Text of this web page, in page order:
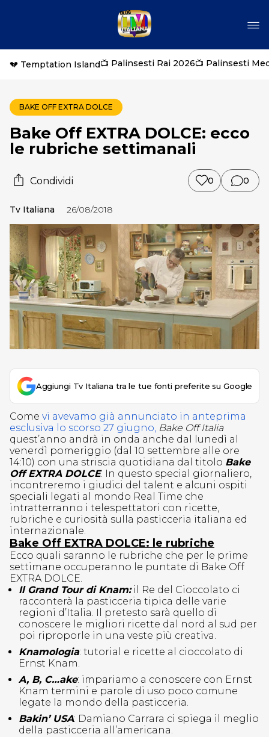
💔 Temptation Island📺 Palinsesti Rai 2026📺 Palinsesti
BAKE OFF EXTRA DOLCE
Bake Off EXTRA DOLCE: ecco
le rubriche settimanali
Condividi 0 0
Tv Italiana 26/08/2018
Aggiungi Tv Italiana tra le tue fonti preferite su Google
Come vi avevamo già annunciato in anteprima
esclusiva lo scorso 27 giugno, Bake Off Italia
quest’anno andrà in onda anche dal lunedì al
venerdì pomeriggio (dal 10 settembre alle ore
14:10) con una striscia quotidiana dal titolo Bake
Off EXTRA DOLCE. In questo special giornaliero,
incontreremo i giudici del talent e alcuni ospiti
speciali legati al mondo Real Time che
intratterranno i telespettatori con ricette,
rubriche e curiosità sulla pasticceria italiana ed
internazionale.
Bake Off EXTRA DOLCE: le rubriche
Ecco quali saranno le rubriche che per le prime
settimane occuperanno le puntate di Bake Off
EXTRA DOLCE.
Il Grand Tour di Knam:il Re del Cioccolato ci
racconterà la pasticceria tipica delle varie
regioni d’Italia. Il pretesto sarà quello di
conoscere le migliori ricette dal nord al sud per
poi riproporle in una veste più creativa.
Knamologia: tutorial e ricette al cioccolato di
Ernst Knam.
A, B, C…ake: impariamo a conoscere con Ernst
Knam termini e parole di uso poco comune
legate la mondo della pasticceria.
Bakin’ USA: Damiano Carrara ci spiega il meglio
della pasticceria all’americana.